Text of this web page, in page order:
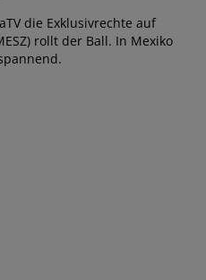
die Exklusivrechte auf
rollt der Ball. In Mexiko